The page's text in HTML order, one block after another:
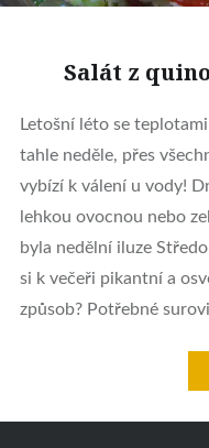
Salát z
Letošní léto se
tahle neděle, přes
vybízí k válení u vody!
lehkou ovocnou nebo
byla nedělní iluze
si k večeři pikantní a
způsob? Potřebné